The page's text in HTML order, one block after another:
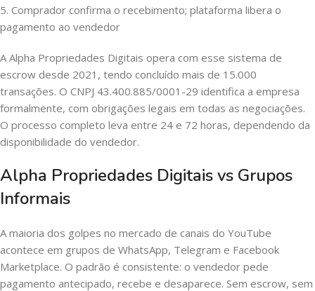
5. Comprador confirma o recebimento; plataforma libera o
pagamento ao vendedor
A Alpha Propriedades Digitais opera com esse sistema de
escrow desde 2021, tendo concluído mais de 15.000
transações. O CNPJ 43.400.885/0001-29 identifica a empresa
formalmente, com obrigações legais em todas as negociações.
O processo completo leva entre 24 e 72 horas, dependendo da
disponibilidade do vendedor.
Alpha Propriedades Digitais vs Grupos
Informais
A maioria dos golpes no mercado de canais do YouTube
acontece em grupos de WhatsApp, Telegram e Facebook
Marketplace. O padrão é consistente: o vendedor pede
pagamento antecipado, recebe e desaparece. Sem escrow, sem